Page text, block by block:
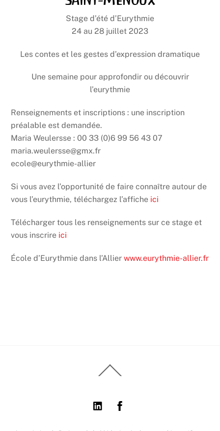
Stage d’été d’Eurythmie
24 au 28 juillet 2023
Les contes et les gestes d’expression dramatique
Une semaine pour approfondir ou découvrir
l’eurythmie
Renseignements et inscriptions : une inscription
préalable est demandée.
Maria Weulersse : 00 33 (0)6 99 56 43 07
maria.weulersse@gmx.fr
ecole@eurythmie-allier
Si vous avez l’opportunité de faire connaître autour de
vous l’eurythmie, téléchargez l’affiche ici
Télécharger tous les renseignements sur ce stage et
vous inscrire ici
École d’Eurythmie dans l’Allierwww.eurythmie-allier.fr
To